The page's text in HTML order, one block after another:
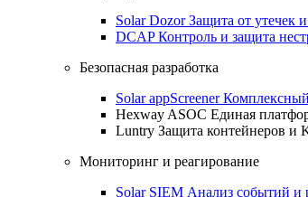
Solar DozorЗащита от утечек
DCAPКонтроль и защита
Безопасная разработка
Solar appScreener
Hexway ASOC Единая
Luntry Защита контейнеров и
Мониторинг и реагирование
Solar SIEM Анализ событий и